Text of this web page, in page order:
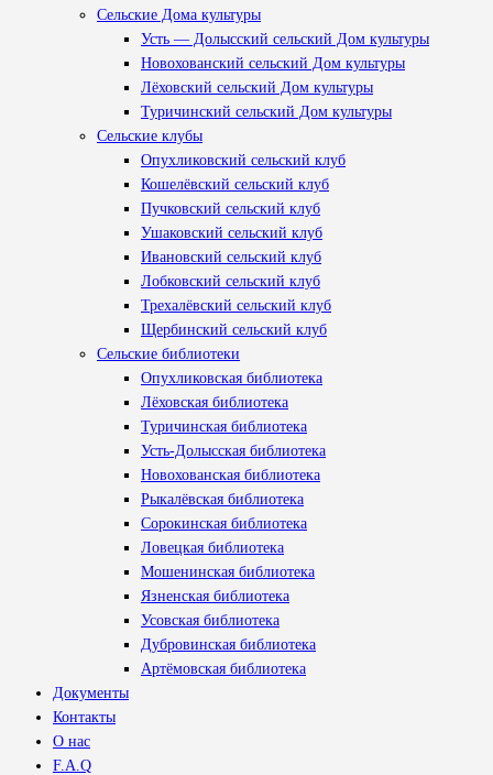
Сельские Дома культуры
Усть — Долысский сельский Дом культуры
Новохованский сельский Дом культуры
Лёховский сельский Дом культуры
Туричинский сельский Дом культуры
Сельские клубы
Опухликовский сельский клуб
Кошелёвский сельский клуб
Пучковский сельский клуб
Ушаковский сельский клуб
Ивановский сельский клуб
Лобковский сельский клуб
Трехалёвский сельский клуб
Щербинский сельский клуб
Сельские библиотеки
Опухликовская библиотека
Лёховская библиотека
Туричинская библиотека
Усть-Долысская библиотека
Новохованская библиотека
Рыкалёвская библиотека
Сорокинская библиотека
Ловецкая библиотека
Мошенинская библиотека
Язненская библиотека
Усовская библиотека
Дубровинская библиотека
Артёмовская библиотека
Документы
Контакты
О нас
F.A.Q